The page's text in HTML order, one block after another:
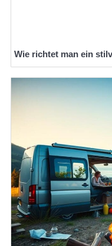
Wie richtet man ein